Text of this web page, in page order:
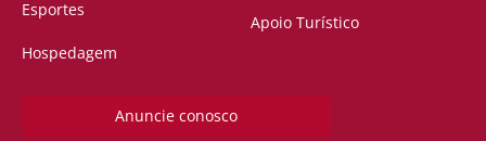
Esportes
Hospedagem
Apoio Turístico
Anuncie conosco